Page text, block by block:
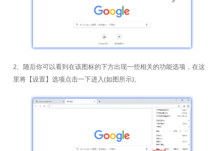
2、随后你可以看到在该图标的下方出现一些相关的功能选项，在这
里将【设置】选项点击一下进入(如图所示)。